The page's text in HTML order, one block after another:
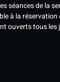
séances de la
à la réservation
ouverts tous les